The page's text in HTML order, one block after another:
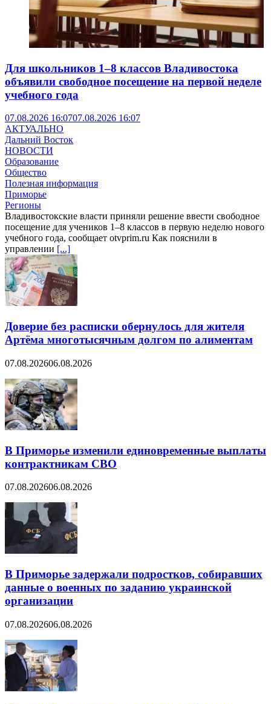
Для школьников 1–8 классов Владивостока
объявили свободное посещение на первой неделе
учебного года
07.08.2026 16:0707.08.2026 16:07
АКТУАЛЬНО
Дальний Восток
НОВОСТИ
Образование
Общество
Полезная информация
Приморье
Регионы
Владивостокские власти приняли решение ввести свободное
посещение для учеников 1–8 классов в первую неделю нового
учебного года, сообщает otvprim.ru Как пояснили в
управлении [...]
Доверие без расписки обернулось для жителя
Артёма многотысячным долгом по алиментам
07.08.202606.08.2026
В Приморье изменили единовременные выплаты
контрактникам СВО
07.08.202606.08.2026
В Приморье задержали подростков, собиравших
данные о военных по заданию украинской
организации
07.08.202606.08.2026